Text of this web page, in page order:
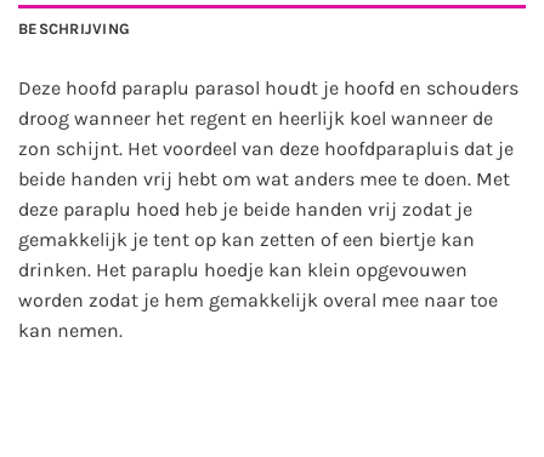
BESCHRIJVING
Deze hoofd paraplu parasol houdt je hoofd en schouders
droog wanneer het regent en heerlijk koel wanneer de
zon schijnt. Het voordeel van deze hoofdparapluis dat je
beide handen vrij hebt om wat anders mee te doen. Met
deze paraplu hoed heb je beide handen vrij zodat je
gemakkelijk je tent op kan zetten of een biertje kan
drinken. Het paraplu hoedje kan klein opgevouwen
worden zodat je hem gemakkelijk overal mee naar toe
kan nemen.